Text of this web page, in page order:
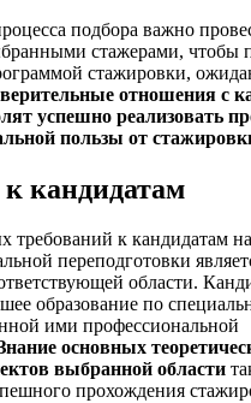
подбора важно
стажерами, чтобы
стажировки,
отношения с
успешно реализовать
пользы от
кандидатам
требований к кандидатам
переподготовки
области.
образование по
ими профессиональной
основных
выбранной области
прохождения